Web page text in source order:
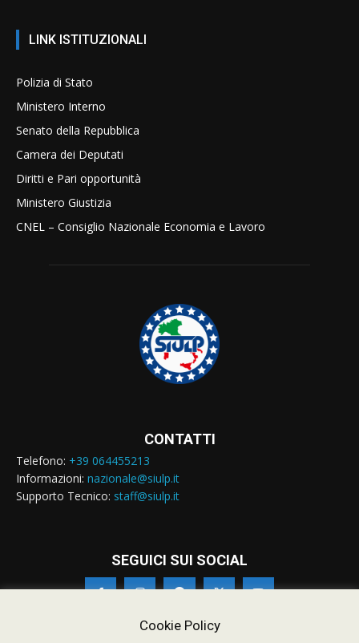
LINK ISTITUZIONALI
Polizia di Stato
Ministero Interno
Senato della Repubblica
Camera dei Deputati
Diritti e Pari opportunità
Ministero Giustizia
CNEL – Consiglio Nazionale Economia e Lavoro
CONTATTI
Telefono: +39 064455213
Informazioni: nazionale@siulp.it
Supporto Tecnico: staff@siulp.it
SEGUICI SUI SOCIAL
Cookie Policy